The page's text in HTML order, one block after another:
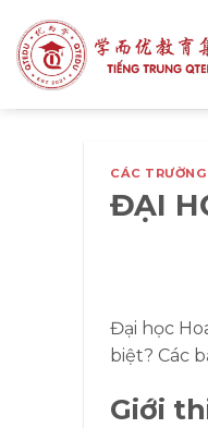
qua
nội
dung
CÁC
ĐẠI
Đại học
biệt? Các
Giới